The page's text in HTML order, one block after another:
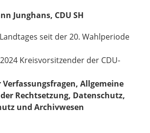
Junghans, CDU SH
seit der 20. Wahlperiode
Kreisvorsitzender der CDU-
Verfassungsfragen, Allgemeine
Rechtsetzung, Datenschutz,
und Archivwesen